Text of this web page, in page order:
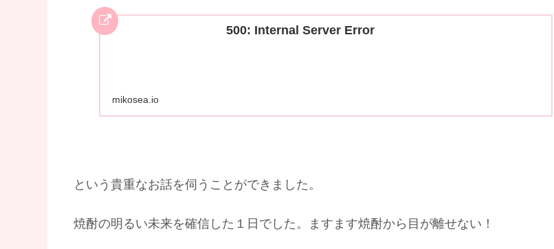
500: Internal Server Error
mikosea.io
という貴重なお話を伺うことができました。
焼酎の明るい未来を確信した１日でした。ますます焼酎から目が離せない！